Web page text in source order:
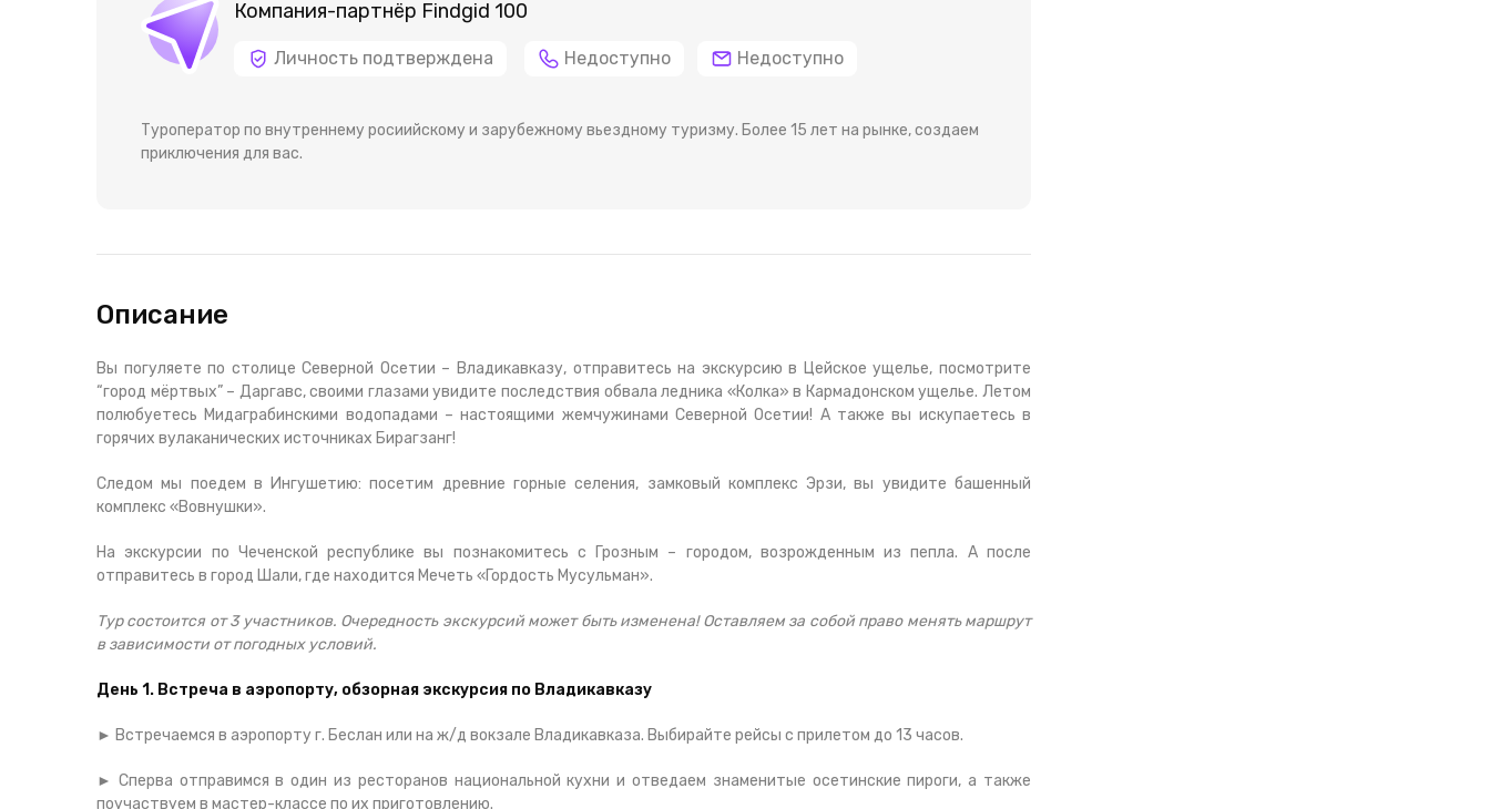
Компания-партнёр Findgid 100
Личность подтверждена Недоступно Недоступно
Туроператор по внутреннему росиийскому и зарубежному вьездному туризму. Более 15 лет на рынке, создаем
приключения для вас.
Описание
Вы погуляете по столице Северной Осетии – Владикавказу, отправитесь на экскурсию в Цейское ущелье, посмотрите
“город мёртвых” – Даргавс, своими глазами увидите последствия обвала ледника «Колка» в Кармадонском ущелье. Летом
полюбуетесь Мидаграбинскими водопадами – настоящими жемчужинами Северной Осетии! А также вы искупаетесь в
горячих вулаканических источниках Бирагзанг!
Следом мы поедем в Ингушетию: посетим древние горные селения, замковый комплекс Эрзи, вы увидите башенный
комплекс «Вовнушки».
На экскурсии по Чеченской республике вы познакомитесь с Грозным – городом, возрожденным из пепла. А после
отправитесь в город Шали, где находится Мечеть «Гордость Мусульман».
Тур состоится от 3 участников. Очередность экскурсий может быть изменена! Оставляем за собой право менять маршрут
в зависимости от погодных условий.
День 1. Встреча в аэропорту, обзорная экскурсия по Владикавказу
► Встречаемся в аэропорту г. Беслан или на ж/д вокзале Владикавказа. Выбирайте рейсы с прилетом до 13 часов.
► Сперва отправимся в один из ресторанов национальной кухни и отведаем знаменитые осетинские пироги, а также
поучаствуем в мастер-классе по их приготовлению.